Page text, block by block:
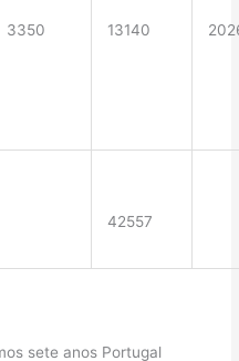
3350 13140
42557
sete anos Portugal